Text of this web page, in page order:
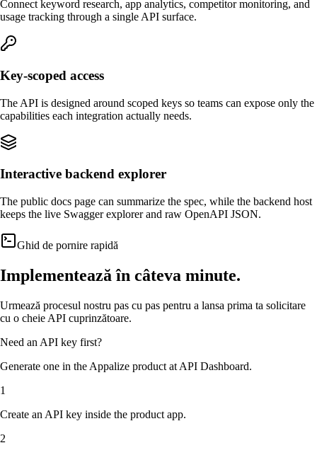
Connect keyword research, app analytics, competitor monitoring, and
usage tracking through a single API surface.
Key-scoped access
The API is designed around scoped keys so teams can expose only the
capabilities each integration actually needs.
Interactive backend explorer
The public docs page can summarize the spec, while the backend host
keeps the live Swagger explorer and raw OpenAPI JSON.
Ghid de pornire rapidă
Implementează în câteva minute.
Urmează procesul nostru pas cu pas pentru a lansa prima ta solicitare
cu o cheie API cuprinzătoare.
Need an API key first?
Generate one in the Appalize product at API Dashboard.
1
Create an API key inside the product app.
2